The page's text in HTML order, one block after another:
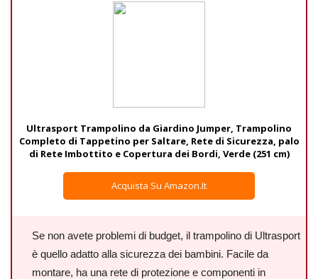
Ultrasport Trampolino da Giardino Jumper, Trampolino
Completo di Tappetino per Saltare, Rete di Sicurezza, palo
di Rete Imbottito e Copertura dei Bordi, Verde (251 cm)
Acquista Su Amazon.it
Se non avete problemi di budget, il trampolino di Ultrasport
è quello adatto alla sicurezza dei bambini. Facile da
montare, ha una rete di protezione e componenti in